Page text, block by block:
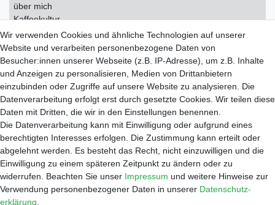
über mich
Kaffeekultur
Kontakt
Impressum
Datenschutzerklärung
AGB
Service
Zahlungsarten
Versand
Widerrufsrecht
Warenkorb
Händleranfragen
Werkstatt
Reparaturauftrag
Wir verwenden Cookies und ähnliche Technologien auf unserer
Website und verarbeiten personenbezogene Daten von
Besucher:innen unserer Webseite (z.B. IP-Adresse), um z.B. Inhalte
und Anzeigen zu personalisieren, Medien von Drittanbietern
einzubinden oder Zugriffe auf unsere Website zu analysieren. Die
Datenverarbeitung erfolgt erst durch gesetzte Cookies. Wir teilen diese
Daten mit Dritten, die wir in den Einstellungen benennen.
Die Datenverarbeitung kann mit Einwilligung oder aufgrund eines
berechtigten Interesses erfolgen. Die Zustimmung kann erteilt oder
abgelehnt werden. Es besteht das Recht, nicht einzuwilligen und die
Einwilligung zu einem späteren Zeitpunkt zu ändern oder zu
widerrufen. Beachten Sie unser Impressum und weitere Hinweise zur
Verwendung personenbezogener Daten in unserer Daten­schutz­
erklärung